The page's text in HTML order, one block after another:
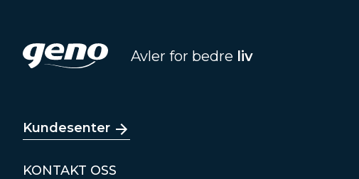
Avler for bedre liv
Kundesenter
KONTAKT OSS